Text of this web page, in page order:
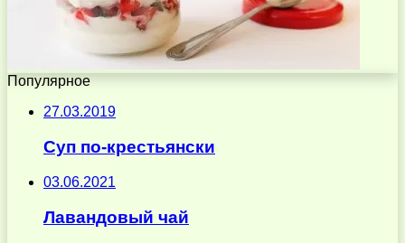
Популярное
27.03.2019
Суп по-крестьянски
03.06.2021
Лавандовый чай